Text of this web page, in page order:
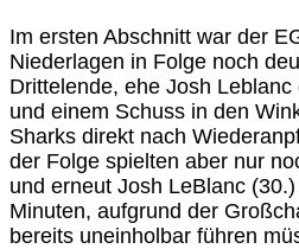
Im ersten Abschnitt war der
Niederlagen in Folge noch
Drittelende, ehe Josh
und einem Schuss in den
Sharks direkt nach
der Folge spielten aber nur
und erneut Josh LeBlanc
Minuten, aufgrund der
bereits uneinholbar führen